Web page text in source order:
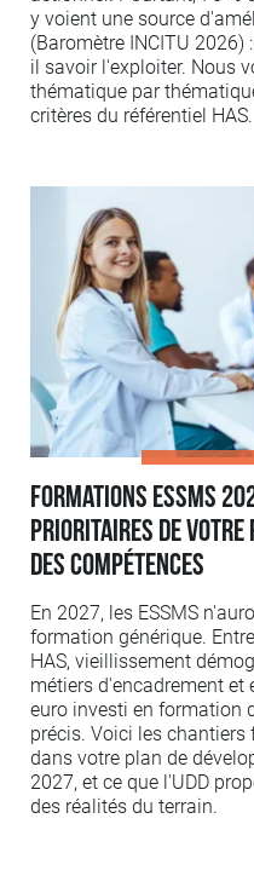
y voient une source
(Baromètre INCITU
il savoir l'exploiter. Nous
thématique par
critères du référentiel HAS.
Formations ESSMS
prioritaires de votre
des compétences
En 2027, les ESSMS
formation générique.
HAS, vieillissement
métiers d'encadrement et
euro investi en formation
précis. Voici les
dans votre plan de
2027, et ce que l'UDD
des réalités du terrain.